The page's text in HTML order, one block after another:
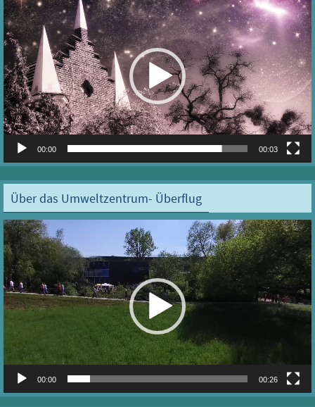
Player
00:00 00:03
Über das Umweltzentrum- Überflug
Video-
Player
00:00 00:26